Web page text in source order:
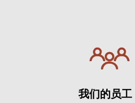
我们的员工